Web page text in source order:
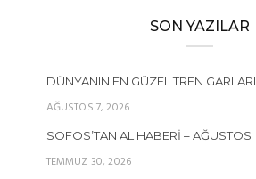
SON YAZILAR
DÜNYANIN EN GÜZEL TREN GARLARI
AĞUSTOS 7, 2026
SOFOS’TAN AL HABERI – AĞUSTOS
TEMMUZ 30, 2026